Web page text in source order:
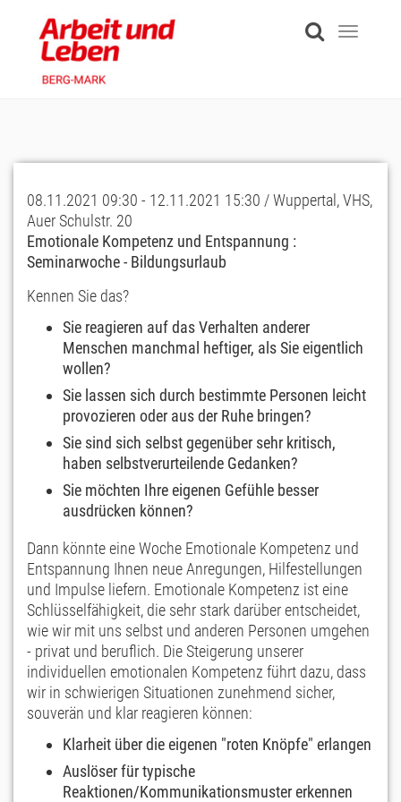
content
Toggle
08.11.2021 09:30 - 12.11.2021 15:30 / Wuppertal, VHS,
Auer Schulstr. 20
Emotionale Kompetenz und Entspannung :
Seminarwoche - Bildungsurlaub
Kennen Sie das?
Sie reagieren auf das Verhalten anderer
Menschen manchmal heftiger, als Sie eigentlich
wollen?
Sie lassen sich durch bestimmte Personen leicht
provozieren oder aus der Ruhe bringen?
Sie sind sich selbst gegenüber sehr kritisch,
haben selbstverurteilende Gedanken?
Sie möchten Ihre eigenen Gefühle besser
ausdrücken können?
Dann könnte eine Woche Emotionale Kompetenz und
Entspannung Ihnen neue Anregungen, Hilfestellungen
und Impulse liefern. Emotionale Kompetenz ist eine
Schlüsselfähigkeit, die sehr stark darüber entscheidet,
wie wir mit uns selbst und anderen Personen umgehen
- privat und beruflich. Die Steigerung unserer
individuellen emotionalen Kompetenz führt dazu, dass
wir in schwierigen Situationen zunehmend sicher,
souverän und klar reagieren können:
Klarheit über die eigenen "roten Knöpfe" erlangen
Auslöser für typische
Reaktionen/Kommunikationsmuster erkennen